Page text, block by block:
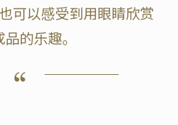
可以感受到用眼睛欣赏
的乐趣。